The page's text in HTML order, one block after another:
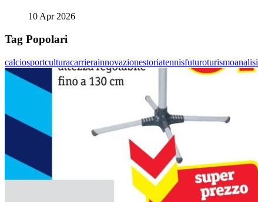
10 Apr 2026
Tag Popolari
calciosportculturacarrierainnovazionestoriatennisfuturoturismoanalisi